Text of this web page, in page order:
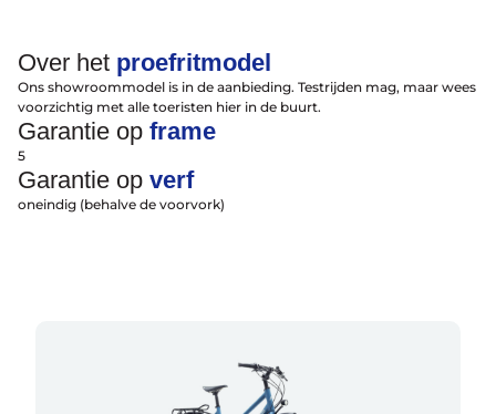
Contact
Tel: 020-616 4091
Mail: info@vakantiefietser.nl
Over het proefritmodel
Ons showroommodel is in de aanbieding. Testrijden mag, maar wees
voorzichtig met alle toeristen hier in de buurt.
Garantie op frame
5
Garantie op verf
oneindig (behalve de voorvork)